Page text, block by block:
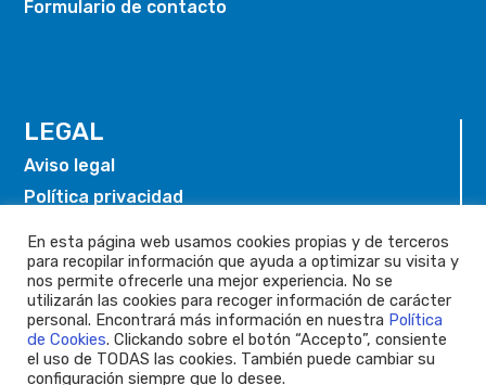
Formulario de contacto
LEGAL
Aviso legal
Política privacidad
En esta página web usamos cookies propias y de terceros
para recopilar información que ayuda a optimizar su visita y
nos permite ofrecerle una mejor experiencia. No se
utilizarán las cookies para recoger información de carácter
personal. Encontrará más información en nuestra Política
de Cookies. Clickando sobre el botón “Accepto”, consiente
el uso de TODAS las cookies. También puede cambiar su
configuración siempre que lo desee.